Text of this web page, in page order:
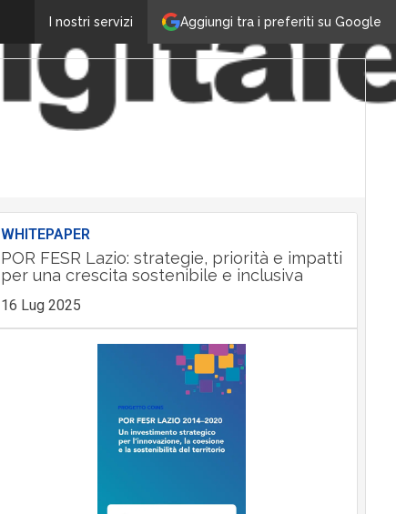
Aggiungi tra i preferiti su Google
I nostri servizi
WHITEPAPER
POR FESR Lazio: strategie, priorità e impatti
per una crescita sostenibile e inclusiva
16 Lug 2025